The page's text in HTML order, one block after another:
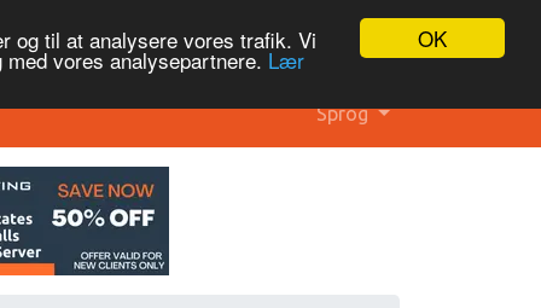
OK
og til at analysere vores trafik. Vi
vores analysepartnere. Lær
Sprog